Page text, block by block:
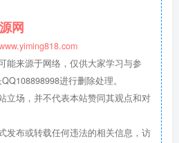
网
能来源于网络，仅供大家学习与参
进行删除处理。
立场，并不代表本站赞同其观点和对
发布或转载任何违法的相关信息，访